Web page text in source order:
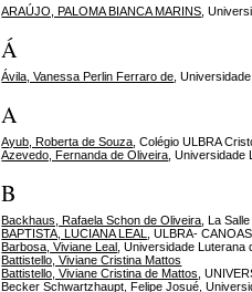
ARAÚJO, PALOMA BIANCA MARINS ,
Á
Ávila, Vanessa Perlin Ferraro de ,
A
Ayub, Roberta de Souza , Colégio ULBRA
Azevedo, Fernanda de Oliveira ,
B
Backhaus, Rafaela Schon de Oliveira , La
BAPTISTA, LUCIANA LEAL
, ULBRA- CANOAS
Barbosa, Viviane Leal , Universidade
Battistello, Viviane Cristina Mattos
Battistello, Viviane Cristina de Mattos ,
Becker Schwartzhaupt, Felipe Josué ,